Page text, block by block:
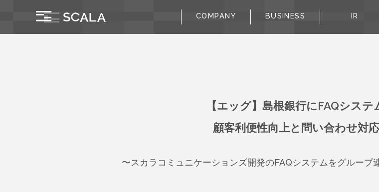
COMPANY BUSINESS IR
【エッグ】島根銀行にFAQシス
顧客利便性向上と問い合わせ対
〜スカラコミュニケーションズ開発のFAQシステムをグループ